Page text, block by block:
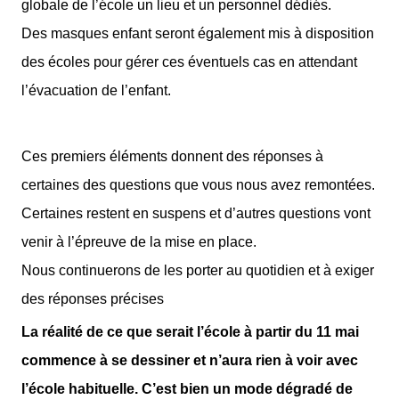
globale de l’école un lieu et un personnel dédiés.
Des masques enfant seront également mis à disposition
des écoles pour gérer ces éventuels cas en attendant
l’évacuation de l’enfant.
Ces premiers éléments donnent des réponses à
certaines des questions que vous nous avez remontées.
Certaines restent en suspens et d’autres questions vont
venir à l’épreuve de la mise en place.
Nous continuerons de les porter au quotidien et à exiger
des réponses précises
La réalité de ce que serait l’école à partir du 11 mai
commence à se dessiner et n’aura rien à voir avec
l’école habituelle. C’est bien un mode dégradé de